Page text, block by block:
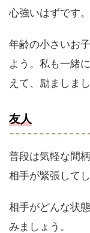
心強いはずです。
年齢の小さいお
よう。私も一緒
えて、励ましまし
友人
普段は気軽な間
相手が緊張して
相手がどんな状
みましょう。